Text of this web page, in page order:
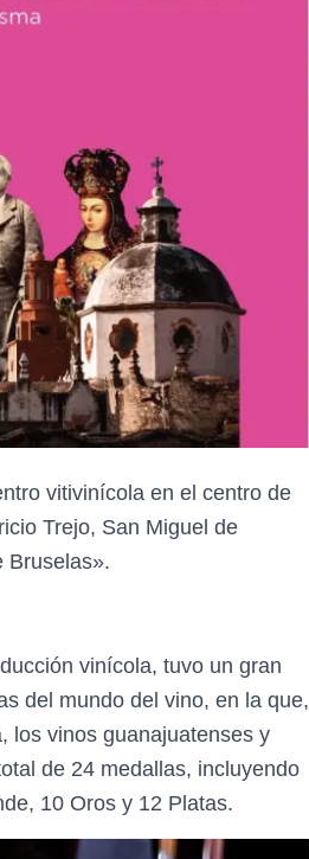
vitivinícola en el centro de
Trejo, San Miguel de
Bruselas».
vinícola, tuvo un gran
del mundo del vino, en la que,
los vinos guanajuatenses y
de 24 medallas, incluyendo
10 Oros y 12 Platas.